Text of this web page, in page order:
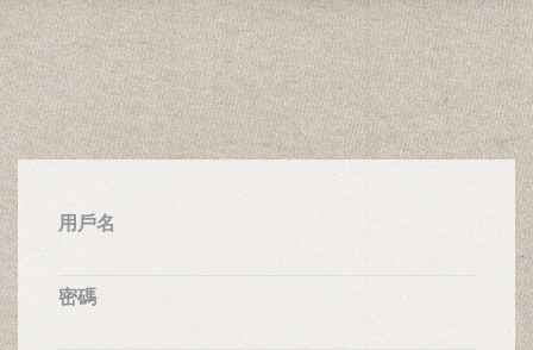
用戶名
密碼